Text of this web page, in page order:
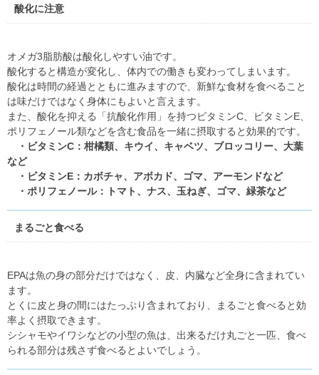
酸化に注意
オメガ3脂肪酸は酸化しやすい油です。
酸化すると構造が変化し、体内での働きも変わってしまいます。
酸化は時間の経過とともに進みますので、新鮮な食材を食べること
は味だけではなく身体にもよいと言えます。
また、酸化を抑える「抗酸化作用」を持つビタミンC、ビタミンE、
ポリフェノール類などを含む食品を一緒に摂取すると効果的です。
・ビタミンC：柑橘類、キウイ、キャベツ、ブロッコリー、大葉
など
・ビタミンE：カボチャ、アボカド、ゴマ、アーモンドなど
・ポリフェノール：トマト、ナス、玉ねぎ、ゴマ、緑茶など
まるごと食べる
EPAは魚の身の部分だけではなく、皮、内臓など全身に含まれてい
ます。
とくに皮と身の間にはたっぷり含まれており、まるごと食べると効
率よく摂取できます。
シシャモやイワシなどの小型の魚は、出来るだけ丸ごと一匹、食べ
られる部分は残さず食べるとよいでしょう。